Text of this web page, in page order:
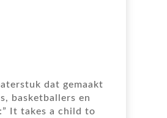
dat gemaakt
basketballers en
It takes a child to